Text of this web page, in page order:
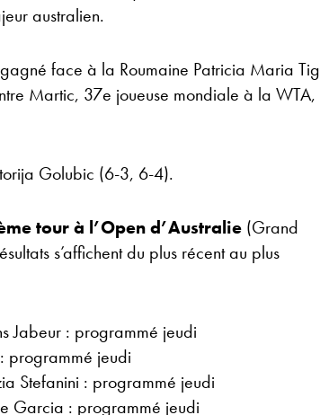
australien.
face à la Roumaine Patricia Maria Tig
Martic, 37e joueuse mondiale à la WTA,
Golubic (6-3, 6-4).
tour à l’Open d’Australie (Grand
s’affichent du plus récent au plus
Jabeur : programmé jeudi
programmé jeudi
Stefanini : programmé jeudi
Garcia : programmé jeudi